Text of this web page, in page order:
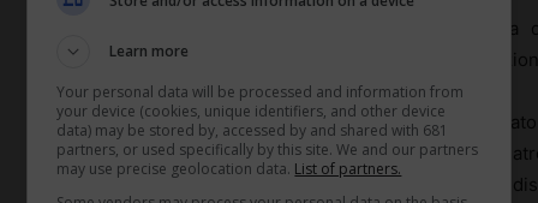
Gli stessi livelli di reddito avranno validità per la
settimanali, quattordicinali e quindicinali della
Le Sedi sono invitate a portare a conoscenza dei
categoria, dei consulenti del lavoro e degli Enti di
contenuto della presente circolare, che dovrà essere
Learn more
Your personal data will be processed and information from
your device (cookies, unique identifiers, and other device
data) may be stored by, accessed by and shared with 681
partners, or used specifically by this site. We and our partners
may use precise geolocation data. List of partners.